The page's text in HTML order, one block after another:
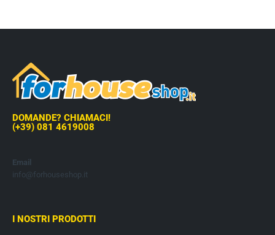
DOMANDE? CHIAMACI!
(+39) 081 4619008
Email
info@forhouseshop.it
I NOSTRI PRODOTTI